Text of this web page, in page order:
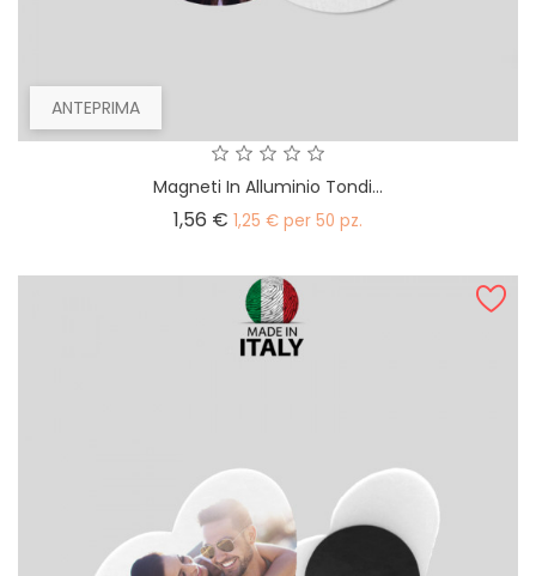
ANTEPRIMA
Magneti In Alluminio Tondi...
1,56 € Prezzo
1,25 € per 50 pz.